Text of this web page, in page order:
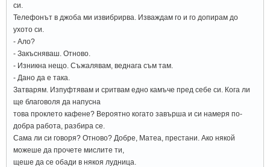
си.
Телефонът в джоба ми извибрирва. Изваждам го и го допирам до
ухото си.
- Ало?
- Закъсняваш. Отново.
- Изникна нещо. Съжалявам, веднага съм там.
- Дано да е така.
Затварям. Изпуфтявам и сритвам едно камъче пред себе си. Кога ли
ще благоволя да напусна
това проклето кафене? Вероятно когато завърша и си намеря по-
добра работа, разбира се.
Сама ли си говоря? Отново? Добре, Матеа, престани. Ако някой
можеше да прочете мислите ти,
щеше да се обади в някоя лудница.